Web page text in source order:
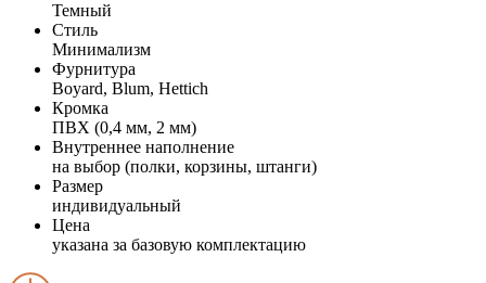
Темный
Стиль
Минимализм
Фурнитура
Boyard, Blum, Hettich
Кромка
ПВХ (0,4 мм, 2 мм)
Внутреннее наполнение
на выбор (полки, корзины, штанги)
Размер
индивидуальный
Цена
указана за базовую комплектацию